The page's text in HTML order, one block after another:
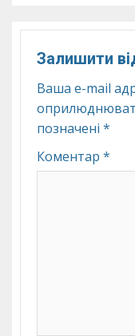
Залишити
Ваша e-mail
позначені *
Коментар *